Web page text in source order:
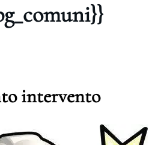
intervento